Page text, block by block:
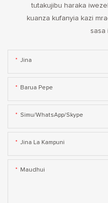
tutakujibu haraka
kuanza kufanyia kazi
sasa
Jina
Barua Pepe
Simu/WhatsApp/Skype
Jina La Kampuni
Maudhui